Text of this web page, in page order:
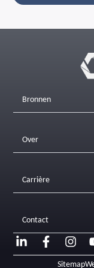
Bronnen
Over
Carrière
Contact
Sitemap